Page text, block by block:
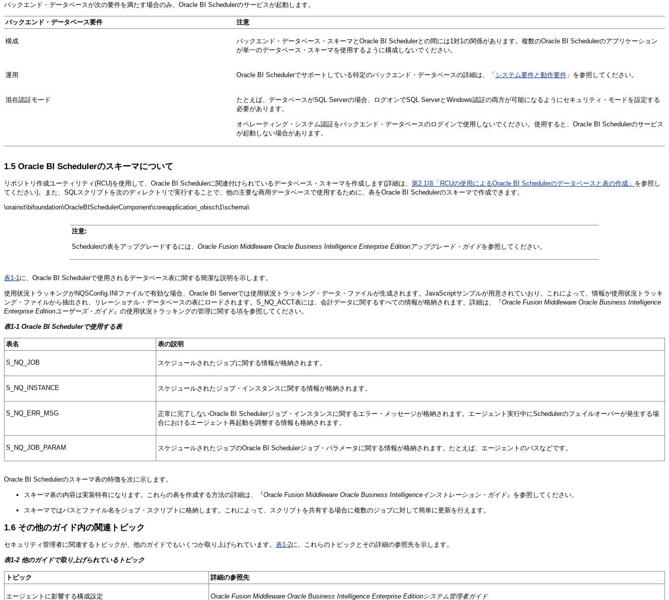
バックエンド・データベースが次の要件を満たす場合のみ、Oracle BI Schedulerのサービスが起動します。
バックエンド・データベース要件 注意
構成
バックエンド・データベース・スキーマとOracle BI Schedulerとの間には1対1の関係があります。複数のOracle BI Schedulerのアプリケーション
が単一のデータベース・スキーマを使用するように構成しないでください。
運用 Oracle BI Schedulerでサポートしている特定のバックエンド・データベースの詳細は、「 システム要件と動作要件 」を参照してください。
混在認証モード
たとえば、データベースがSQL Serverの場合、ログオンでSQL ServerとWindows認証の両方が可能になるようにセキュリティ・モードを設定する
必要があります。
オペレーティング・システム認証をバックエンド・データベースのログインで使用しないでください。使用すると、Oracle BI Schedulerのサービス
が起動しない場合があります。
1.5 Oracle BI Schedulerのスキーマについて
リポジトリ作成ユーティリティ(RCU)を使用して、Oracle BI Schedulerに関連付けられているデータベース・スキーマを作成します(詳細は、 第2.1項「RCUの使用によるOracle BI Schedulerのデータベースと表の作成」 を参照し
てください)。また、SQLスクリプトを次のディレクトリで実行することで、他の主要な商用データベースで使用するために、表をOracle BI Schedulerのスキーマで作成できます。
\orainst\bifoundation\OracleBISchedulerComponent\coreapplication_obisch1\schema\
注意:
Schedulerの表をアップグレードするには、 Oracle Fusion Middleware Oracle Business Intelligence Enterprise Editionアップグレード・ガイドを参照してください。
表1-1に、Oracle BI Schedulerで使用されるデータベース表に関する簡潔な説明を示します。
使用状況トラッキングがNQSConfig.INIファイルで有効な場合、Oracle BI Serverでは使用状況トラッキング・データ・ファイルが生成されます。JavaScriptサンプルが用意されていおり、これによって、情報が使用状況トラッキ
ング・ファイルから抽出され、リレーショナル・データベースの表にロードされます。S_NQ_ACCT表には、会計データに関するすべての情報が格納されます。詳細は、『Oracle Fusion Middleware Oracle Business Intelligence
Enterprise Editionユーザーズ・ガイド』の使用状況トラッキングの管理に関する項を参照してください。
表1-1 Oracle BI Schedulerで使用する表
表名 表の説明
S_NQ_JOB スケジュールされたジョブに関する情報が格納されます。
S_NQ_INSTANCE スケジュールされたジョブ・インスタンスに関する情報が格納されます。
S_NQ_ERR_MSG
正常に完了しないOracle BI Schedulerジョブ・インスタンスに関するエラー・メッセージが格納されます。エージェント実行中にSchedulerのフェイルオーバーが発生する場
合におけるエージェント再起動を調整する情報も格納されます。
S_NQ_JOB_PARAM スケジュールされたジョブのOracle BI Schedulerジョブ・パラメータに関する情報が格納されます。たとえば、エージェントのパスなどです。
Oracle BI Schedulerのスキーマ表の特徴を次に示します。
スキーマ表の内容は実装特有になります。これらの表を作成する方法の詳細は、『Oracle Fusion Middleware Oracle Business Intelligenceインストレーション・ガイド』を参照してください。
スキーマではパスとファイル名をジョブ・ スクリプトに格納します。これによって、スクリプトを共有する場合に複数のジョブに対して簡単に更新を行えます。
1.6 その他のガイド内の関連トピック
セキュリティ管理者に関連するトピックが、他のガイドでもいくつか取り上げられています。 表1-2に、これらのトピックとその詳細の参照先を示します。
表1-2 他のガイドで取り上げられているトピック
トピック 詳細の参照先
エージェントに影響する構成設定 Oracle Fusion Middleware Oracle Business Intelligence Enterprise Editionシステム管理者ガイド